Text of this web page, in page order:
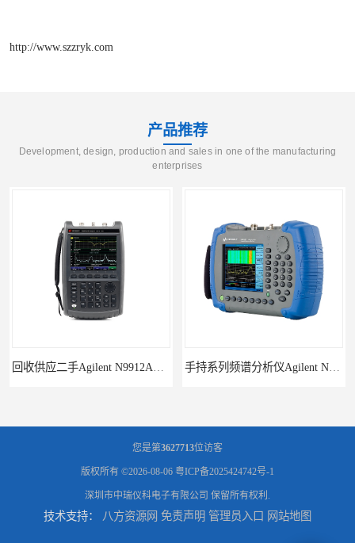
http://www.szzryk.com
产品推荐
Development, design, production and sales in one of the manufacturing
enterprises
回收供应二手Agilent N9912A系列手持频谱分析仪 手持系列频谱分析仪Agilent N9343C
您是第3627713位访客
版权所有 ©2026-08-06 粤ICP备2025424742号-1
深圳市中瑞仪科电子有限公司 保留所有权利.
技术支持： 八方资源网 免责声明 管理员入口 网站地图